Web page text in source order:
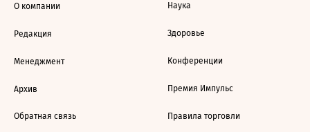
О компании
Редакция
Менеджмент
Архив
Обратная связь
Наука
Здоровье
Конференции
Премия Импульс
Правила торговли